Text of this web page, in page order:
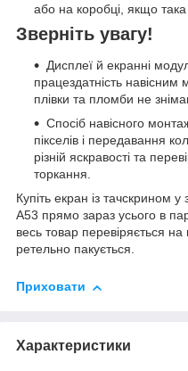
або на коробці, якщо така
Зверніть увагу!
Дисплеї й екранні
працездатність
плівки та пломби не
Спосіб навісного
пікселів і передавання
різній яскравості та
торкання.
Купіть екран із тачскрином
A53 прямо зараз усього в
весь товар перевіряється
ретельно пакується.
Приховати
Характеристики